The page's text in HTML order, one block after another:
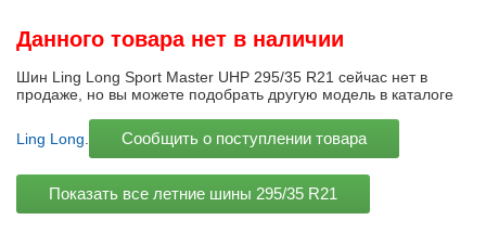
Данного товара нет в наличии
Шин Ling Long Sport Master UHP 295/35 R21 сейчас нет в
продаже, но вы можете подобрать другую модель в каталоге
Ling Long Сообщить о поступлении товара
Показать все летние шины 295/35 R21